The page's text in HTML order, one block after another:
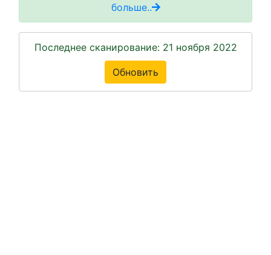
больше..
Последнее сканирование: 21 ноября 2022
Обновить